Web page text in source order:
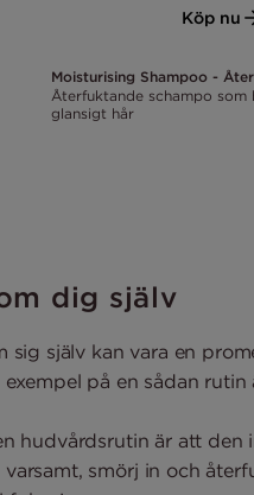
Köp nu
Moisturising Shampoo -
Återfuktande schampo
glansigt hår
dig själv
sig själv kan vara en
på en sådan
hudvårdsrutin är att den
smörj in och